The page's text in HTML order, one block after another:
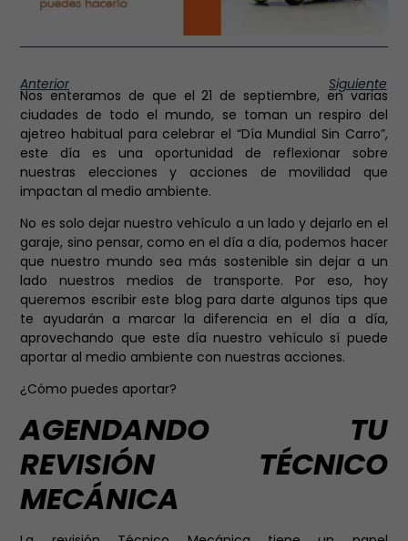
Nos enteramos de que el 21 de septiembre, en varias
ciudades de todo el mundo, se toman un respiro del
ajetreo habitual para celebrar el “Día Mundial Sin Carro”,
este día es una oportunidad de reflexionar sobre
nuestras elecciones y acciones de movilidad que
impactan al medio ambiente.
No es solo dejar nuestro vehículo a un lado y dejarlo en el
garaje, sino pensar, como en el día a día, podemos hacer
que nuestro mundo sea más sostenible sin dejar a un
lado nuestros medios de transporte. Por eso, hoy
queremos escribir este blog para darte algunos tips que
te ayudarán a marcar la diferencia en el día a día,
aprovechando que este día nuestro vehículo sí puede
aportar al medio ambiente con nuestras acciones.
¿Cómo puedes aportar?
AGENDANDO TU
REVISIÓN TÉCNICO
MECÁNICA
Anterior Siguiente